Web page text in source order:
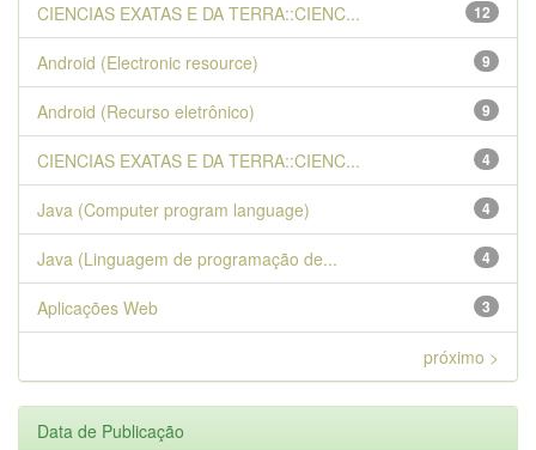
12
CIENCIAS EXATAS E DA TERRA::CIENC...
9
Android (Electronic resource)
9
Android (Recurso eletrônico)
4
CIENCIAS EXATAS E DA TERRA::CIENC...
4
Java (Computer program language)
4
Java (Linguagem de programação de...
3
Aplicações Web
próximo >
Data de Publicação